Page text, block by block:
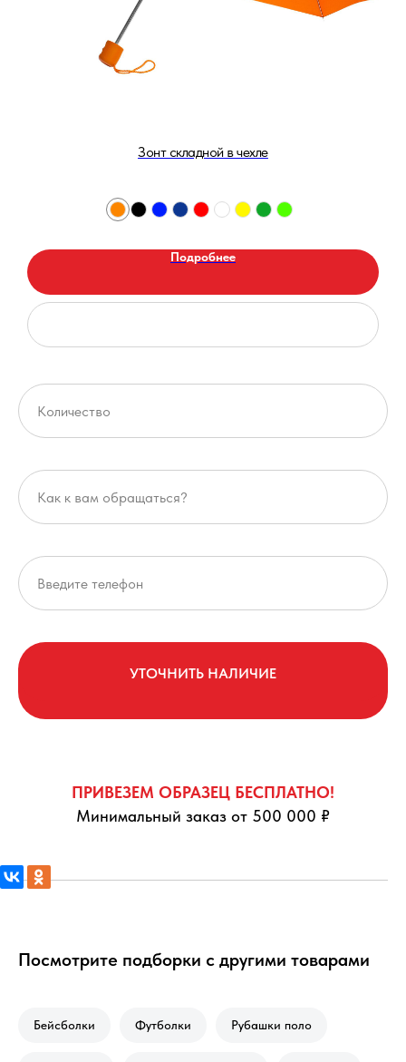
Зонт складной в чехле
Подробнее
УТОЧНИТЬ НАЛИЧИЕ
ПРИВЕЗЕМ ОБРАЗЕЦ БЕСПЛАТНО!
Минимальный заказ от 500 000 ₽
Посмотрите подборки с другими товарами
Бейсболки Футболки Рубашки поло